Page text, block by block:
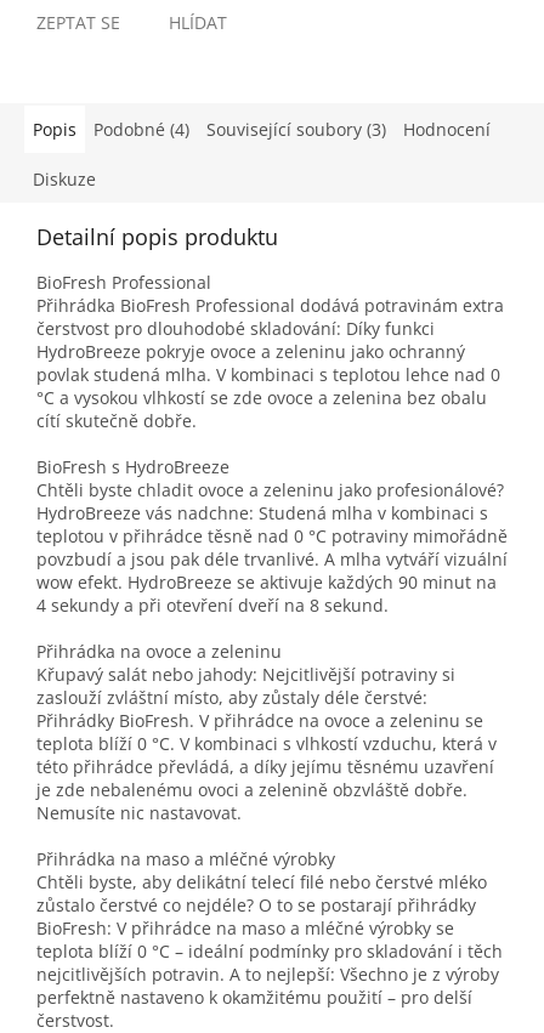
ZEPTAT SE HLÍDAT
Popis Podobné (4) Související soubory (3) Hodnocení
Diskuze
Detailní popis produktu
BioFresh Professional
Přihrádka BioFresh Professional dodává potravinám extra
čerstvost pro dlouhodobé skladování: Díky funkci
HydroBreeze pokryje ovoce a zeleninu jako ochranný
povlak studená mlha. V kombinaci s teplotou lehce nad 0
°C a vysokou vlhkostí se zde ovoce a zelenina bez obalu
cítí skutečně dobře.
BioFresh s HydroBreeze
Chtěli byste chladit ovoce a zeleninu jako profesionálové?
HydroBreeze vás nadchne: Studená mlha v kombinaci s
teplotou v přihrádce těsně nad 0 °C potraviny mimořádně
povzbudí a jsou pak déle trvanlivé. A mlha vytváří vizuální
wow efekt. HydroBreeze se aktivuje každých 90 minut na
4 sekundy a při otevření dveří na 8 sekund.
Přihrádka na ovoce a zeleninu
Křupavý salát nebo jahody: Nejcitlivější potraviny si
zaslouží zvláštní místo, aby zůstaly déle čerstvé:
Přihrádky BioFresh. V přihrádce na ovoce a zeleninu se
teplota blíží 0 °C. V kombinaci s vlhkostí vzduchu, která v
této přihrádce převládá, a díky jejímu těsnému uzavření
je zde nebalenému ovoci a zelenině obzvláště dobře.
Nemusíte nic nastavovat.
Přihrádka na maso a mléčné výrobky
Chtěli byste, aby delikátní telecí filé nebo čerstvé mléko
zůstalo čerstvé co nejdéle? O to se postarají přihrádky
BioFresh: V přihrádce na maso a mléčné výrobky se
teplota blíží 0 °C – ideální podmínky pro skladování i těch
nejcitlivějších potravin. A to nejlepší: Všechno je z výroby
perfektně nastaveno k okamžitému použití – pro delší
čerstvost.